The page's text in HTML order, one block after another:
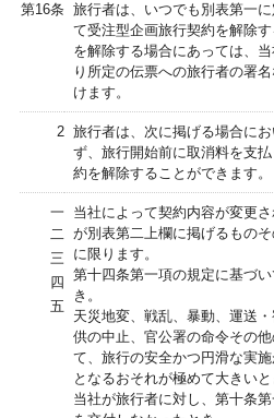
第16条 旅行者は、いつでも別表第一
て受注型企画旅行契約を解除
を解除する場合にあっては、
り所定の伝票への旅行者の署
けます。
2 旅行者は、次に掲げる場合に
ず、旅行開始前に取消料を支
約を解除することができます。
一
二
三
四
五
当社によって契約内容が変更
が別表第二上欄に掲げるもの
に限ります。
第十四条第一項の規定に基づ
き。
天災地変、戦乱、暴動、運送
供の中止、官公署の命令その
て、旅行の安全かつ円滑な実
となるおそれが極めて大きいと
当社が旅行者に対し、第十条